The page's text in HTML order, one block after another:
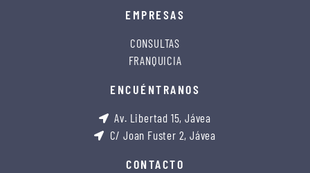
EMPRESAS
CONSULTAS
FRANQUICIA
ENCUÉNTRANOS
Av. Libertad 15, Jávea
C/ Joan Fuster 2, Jávea
CONTACTO